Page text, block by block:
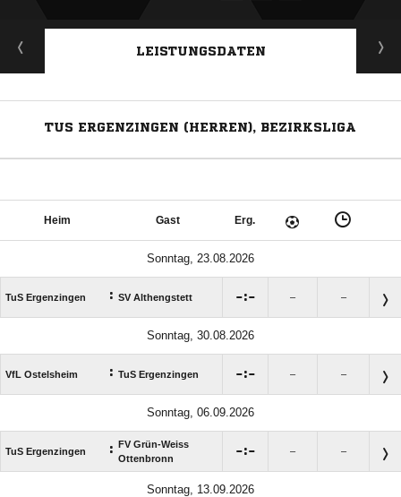
LEISTUNGSDATEN
TUS ERGENZINGEN (HERREN), BEZIRKSLIGA
Heim Gast Erg.
Sonntag, 23.08.2026
TuS Ergenzingen : SV Althengstett : – –
Sonntag, 30.08.2026
VfL Ostelsheim : TuS Ergenzingen : – –
Sonntag, 06.09.2026
TuS Ergenzingen : FV Grün-Weiss
Ottenbronn
: – –
Sonntag, 13.09.2026